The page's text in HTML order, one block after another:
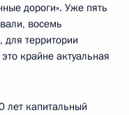
дороги». Уже пять
восемь
для территории
крайне актуальная
лет капитальный